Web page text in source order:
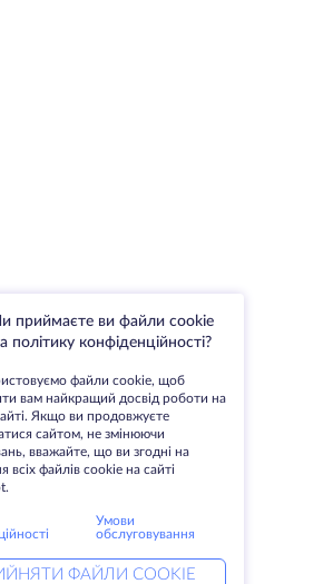
приймаєте ви файли cookie
політику конфіденційності?
файли cookie, щоб
вам найкращий досвід роботи на
Якщо ви продовжуєте
сайтом, не змінюючи
вважайте, що ви згодні на
всіх файлів cookie на сайті
Умови
обслуговування
ФАЙЛИ COOKIE